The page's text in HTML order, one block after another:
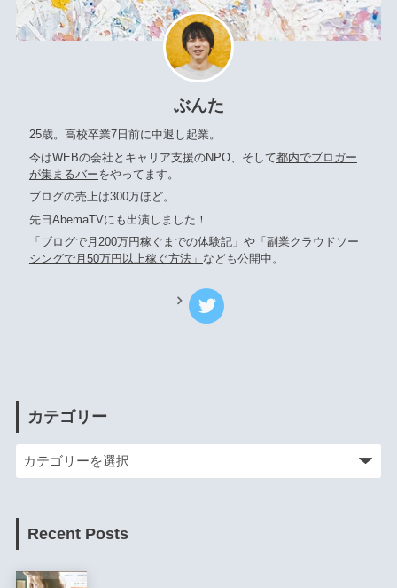
ぶんた
25歳。高校卒業7日前に中退し起業。
今はWEBの会社とキャリア支援のNPO、そして都内でブロガー
が集まるバーをやってます。
ブログの売上は300万ほど。
先日AbemaTVにも出演しました！
「ブログで月200万円稼ぐまでの体験記」 や「副業クラウドソー
シングで月50万円以上稼ぐ方法」 なども公開中。
カテゴリー
Recent Posts